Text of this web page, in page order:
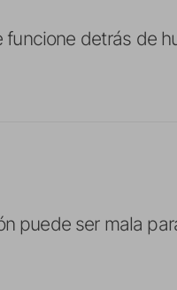
detrás de
puede ser mala